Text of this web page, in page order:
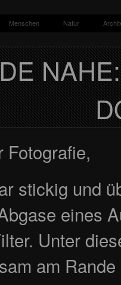
von Jan-Paul Kupser.
Menschen Natur
Fotografie,
stickig und
eines
Unter
am